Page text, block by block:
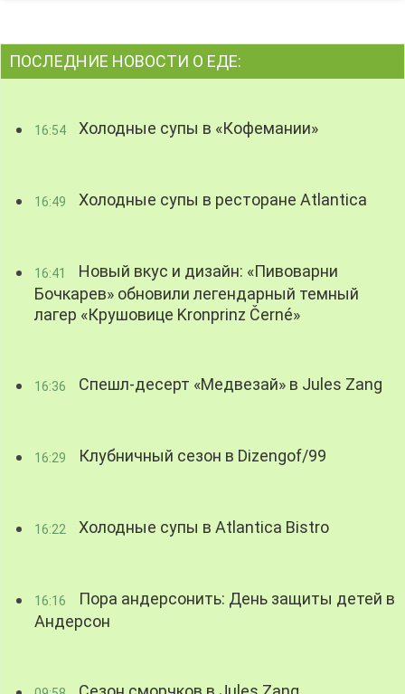
ПОСЛЕДНИЕ НОВОСТИ О ЕДЕ:
16:54 Холодные супы в «Кофемании»
16:49 Холодные супы в ресторане Atlantica
16:41
Новый вкус и дизайн: «Пивоварни
Бочкарев» обновили легендарный темный
лагер «Крушовице Kronprinz Černé»
16:36 Спешл-десерт «Медвезай» в Jules Zang
16:29 Клубничный сезон в Dizengof/99
16:22 Холодные супы в Atlantica Bistro
16:16
Пора андерсонить: День защиты детей в
Андерсон